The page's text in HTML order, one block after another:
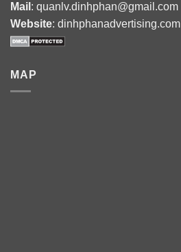
Mail : quanlv.dinhphan@gmail.com
Website: dinhphanadvertising.com
MAP